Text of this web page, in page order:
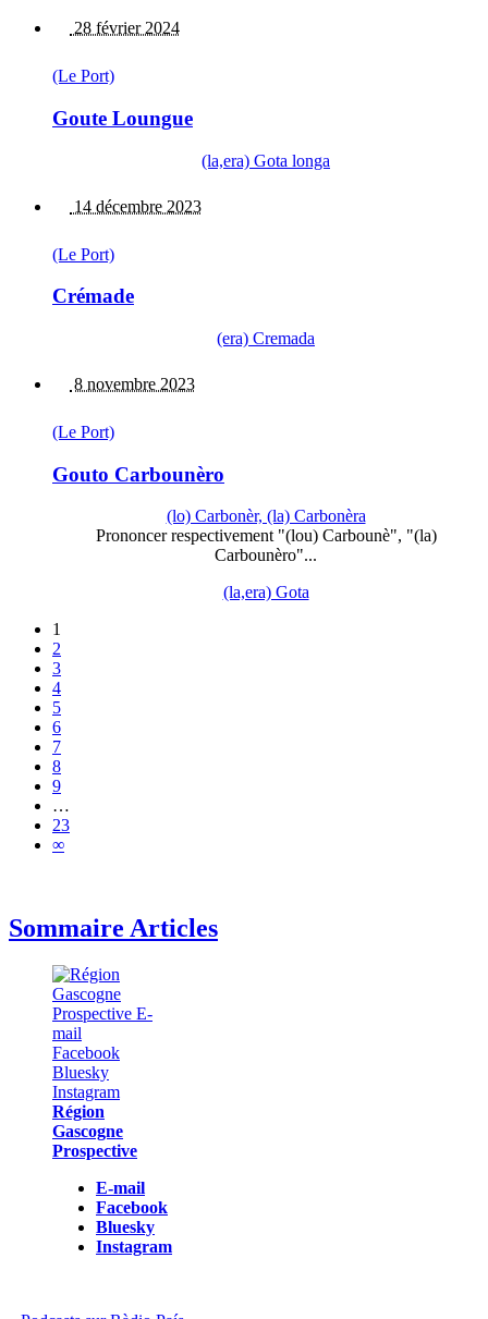
28 février 2024
(Le Port)
Goute Loungue
(la,era) Gota longa
14 décembre 2023
(Le Port)
Crémade
(era) Cremada
8 novembre 2023
(Le Port)
Gouto Carbounèro
(lo) Carbonèr, (la) Carbonèra
Prononcer respectivement "(lou) Carbounè", "(la)
Carbounèro"...
(la,era) Gota
1
2
3
4
5
6
7
8
9
…
23
∞
Sommaire Articles
Région
Gascogne
Prospective
E-mail
Facebook
Bluesky
Instagram